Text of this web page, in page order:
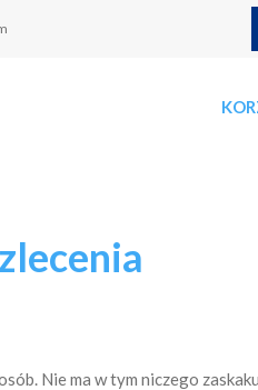
Nie ma w tym niczego